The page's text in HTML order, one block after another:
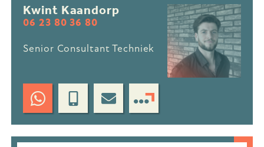
Kwint Kaandorp
06 23 80 36 80
Senior Consultant Techniek